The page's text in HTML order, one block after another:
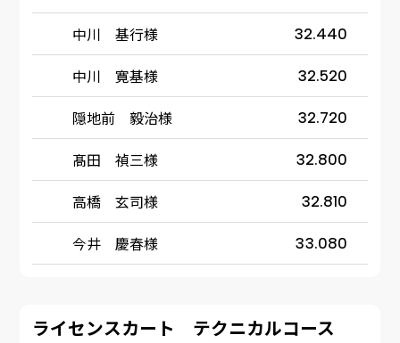
中川 基行様 32.440
中川 寛基様 32.520
隠地前 毅治様 32.720
髙田 禎三様 32.800
高橋 玄司様 32.810
今井 慶春様 33.080
ライセンスカート テクニカルコース